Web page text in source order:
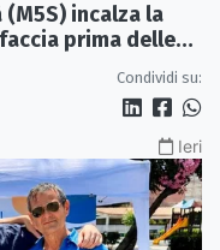
incalza la
prima delle
Condividi su:
Ieri